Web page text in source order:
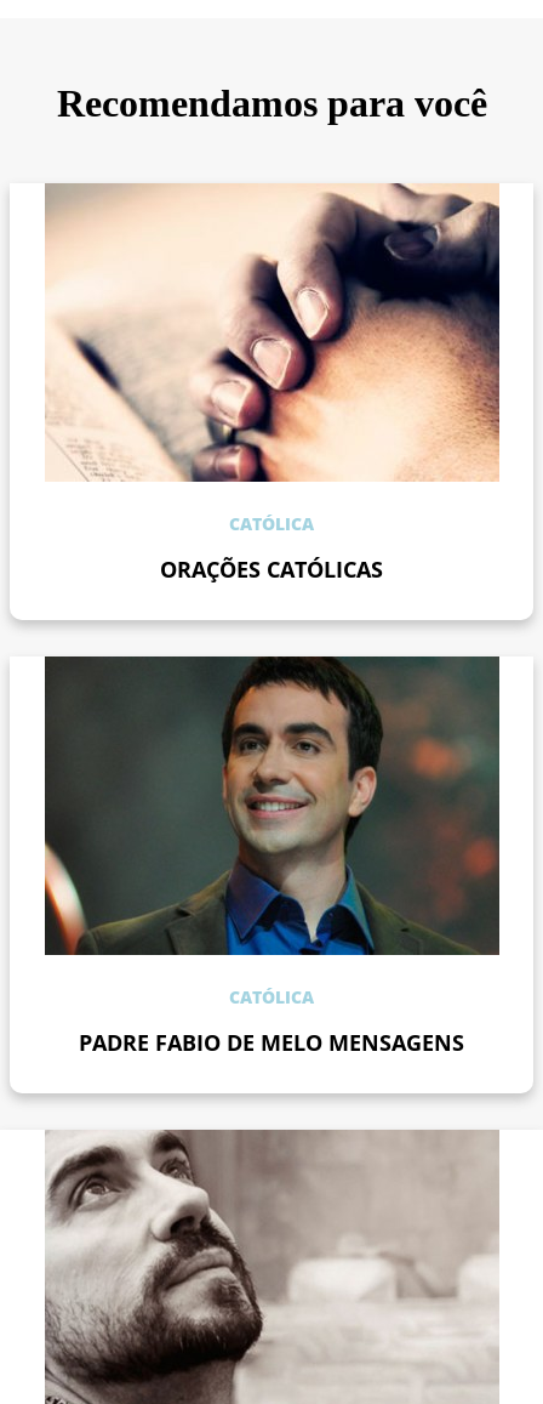
Recomendamos para você
CATÓLICA
ORAÇÕES CATÓLICAS
CATÓLICA
PADRE FABIO DE MELO MENSAGENS